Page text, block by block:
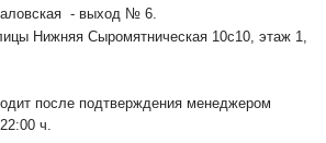
- выход № 6.
Нижняя Сыромятническая 10с10, этаж 1,
после подтверждения менеджером
ч.